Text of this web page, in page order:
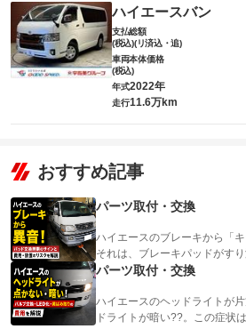
ハイエースバン
支払総額
(税込)(リ済込・追)
車両本体価格
(税込)
年式2022年
走行11.6万km
おすすめ記事
パーツ取付・交換
ハイエースのブレーキから「
それは、ブレーキパッドがす
パーツ取付・交換
ハイエースのヘッドライトが
ドライトが暗い??。この症状